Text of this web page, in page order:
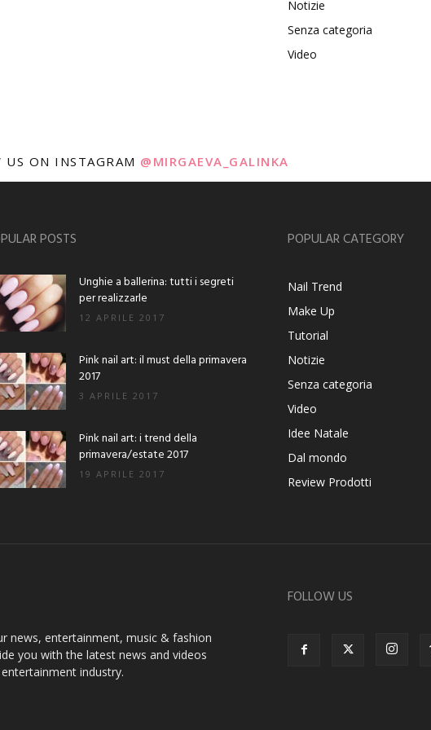
Notizie
Senza categoria
Video
US ON INSTAGRAM @MIRGAEVA_GALINKA
POSTS
Unghie a ballerina: tutti i segreti
per realizzarle
12 APRILE 2017
Pink nail art: il must della primavera
2017
3 APRILE 2017
Pink nail art: i trend della
primavera/estate 2017
19 APRILE 2017
POPULAR CATEGORY
Nail Trend
Make Up
Tutorial
Notizie
Senza categoria
Video
Idee Natale
Dal mondo
Review Prodotti
news, entertainment, music & fashion
you with the latest news and videos
industry.
FOLLOW US